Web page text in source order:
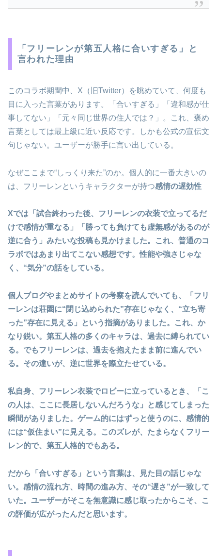
「フリーレンが第五人格に合いすぎる」と
言われた理由
このコラボ期間中、X（旧Twitter）を眺めていて、何度も
目に入った言葉があります。「合いすぎる」「違和感が仕
事してない」「元々同じ世界の住人では？」。これ、褒め
言葉としては最上級に近い反応です。しかも公式の宣伝文
句じゃない。ユーザーが勝手に言い出している。
なぜここまで“しっくり来た”のか。個人的に一番大きいの
は、フリーレンというキャラクターが持つ感情の遅効性
Xでは「試合終わった後、フリーレンの衣装で立ってるだ
けで感情が重なる」「勝っても負けても虚無感があるのが
逆に合う」みたいな投稿も見かけました。これ、普通のコ
ラボではあまり出てこない感想です。性能や強さじゃな
く、“気分”の話をしている。
個人ブログやまとめサイトの考察を読んでいても、「フリ
ーレンは荘園に“閉じ込められた”存在じゃなく、“立ち寄
った”存在に見える」という指摘がありました。これ、か
なり鋭い。第五人格の多くのキャラは、過去に縛られてい
る。でもフリーレンは、過去を抱えたまま前に進んでい
る。その違いが、逆に世界を際立たせている。
私自身、フリーレン衣装でロビーに立っているとき、「こ
の人は、ここに長居しないんだろうな」と感じてしまった
瞬間がありました。ゲーム的にはずっと使うのに、感情的
には“仮住まい”に見える。このズレが、たまらなくフリー
レン的で、第五人格的でもある。
だから「合いすぎる」という言葉は、見た目の話じゃな
い。感情の流れ方、時間の進み方、その“遅さ”が一致して
いた。ユーザーがそこを無意識に感じ取ったからこそ、こ
の評価が広がったんだと思います。